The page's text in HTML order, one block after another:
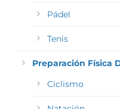
Pádel
Tenis
Preparación Física
Ciclismo